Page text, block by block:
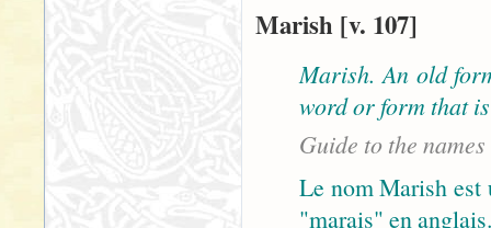
Marish [v. 107]
Marish. An old
word or form that
Guide to the names
Le nom Marish
"marais" en